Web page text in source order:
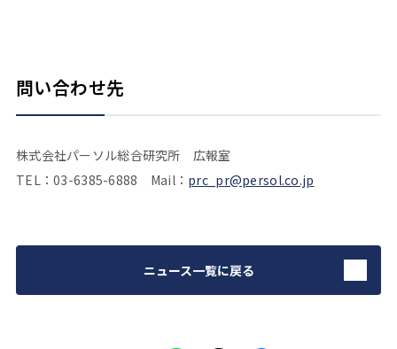
問い合わせ先
株式会社パーソル総合研究所 広報室
TEL：03-6385-6888 Mail： prc_pr@persol.co.jp
ニュース一覧に戻る